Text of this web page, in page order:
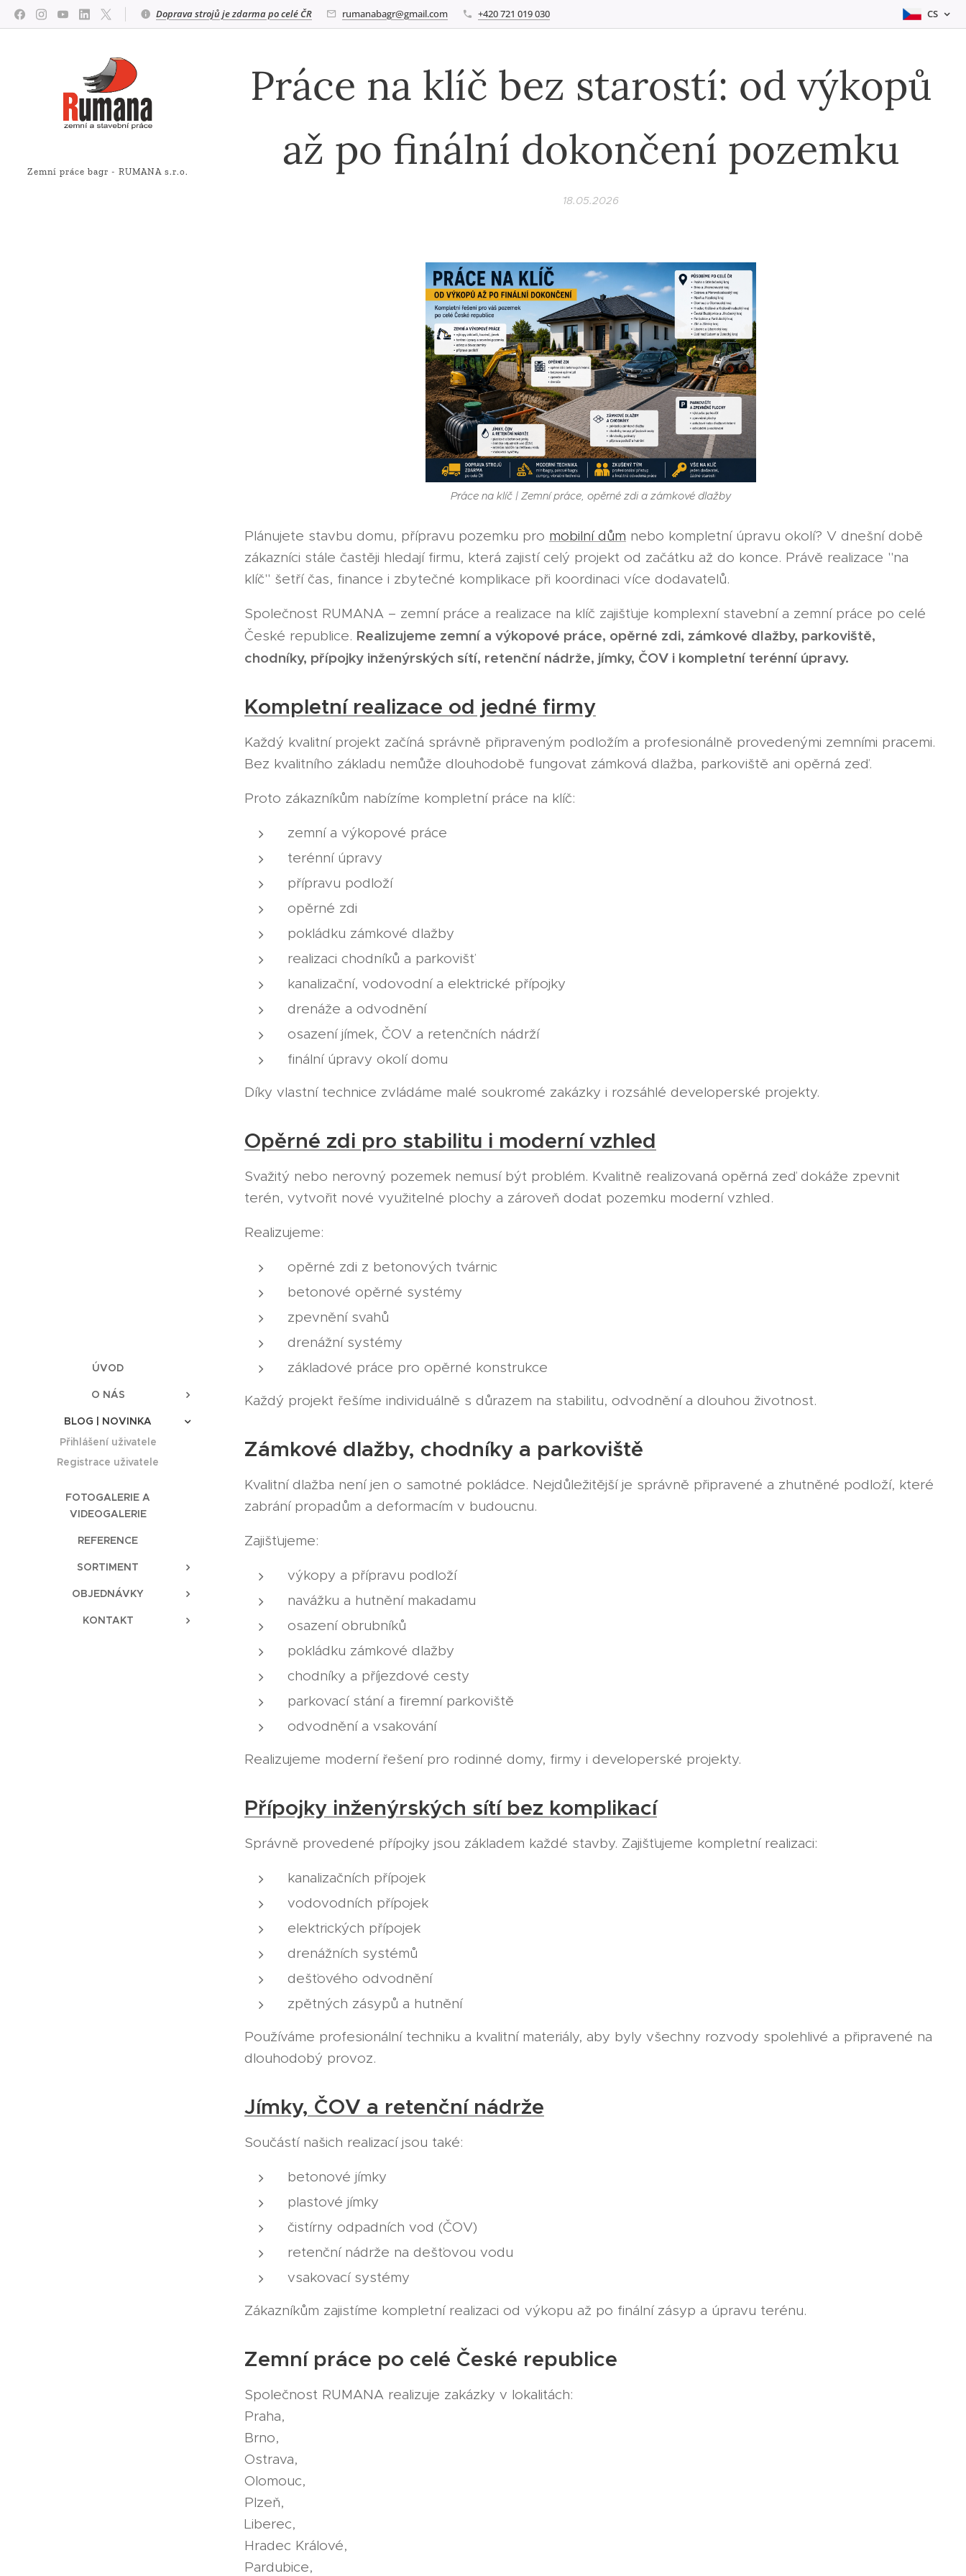
Doprava strojů je zdarma po celé ČR rumanabagr@gmail.com +420 721 019 030 CS
Zemní práce bagr - RUMANA s.r.o.
ÚVOD
O NÁS
BLOG | NOVINKA
Přihlášení uživatele
Registrace uživatele
FOTOGALERIE A
VIDEOGALERIE
REFERENCE
SORTIMENT
OBJEDNÁVKY
KONTAKT
Práce na klíč bez starostí: od výkopů
až po finální dokončení pozemku
18.05.2026
Práce na klíč | Zemní práce, opěrné zdi a zámkové dlažby
Plánujete stavbu domu, přípravu pozemku pro mobilní dům nebo kompletní úpravu okolí? V dnešní době
zákazníci stále častěji hledají firmu, která zajistí celý projekt od začátku až do konce. Právě realizace "na
klíč" šetří čas, finance i zbytečné komplikace při koordinaci více dodavatelů.
Společnost RUMANA – zemní práce a realizace na klíč zajišťuje komplexní stavební a zemní práce po celé
České republice. Realizujeme zemní a výkopové práce, opěrné zdi, zámkové dlažby, parkoviště,
chodníky, přípojky inženýrských sítí, retenční nádrže, jímky, ČOV i kompletní terénní úpravy.
Kompletní realizace od jedné firmy
Každý kvalitní projekt začíná správně připraveným podložím a profesionálně provedenými zemními pracemi.
Bez kvalitního základu nemůže dlouhodobě fungovat zámková dlažba, parkoviště ani opěrná zeď.
Proto zákazníkům nabízíme kompletní práce na klíč:
zemní a výkopové práce
terénní úpravy
přípravu podloží
opěrné zdi
pokládku zámkové dlažby
realizaci chodníků a parkovišť
kanalizační, vodovodní a elektrické přípojky
drenáže a odvodnění
osazení jímek, ČOV a retenčních nádrží
finální úpravy okolí domu
Díky vlastní technice zvládáme malé soukromé zakázky i rozsáhlé developerské projekty.
Opěrné zdi pro stabilitu i moderní vzhled
Svažitý nebo nerovný pozemek nemusí být problém. Kvalitně realizovaná opěrná zeď dokáže zpevnit
terén, vytvořit nové využitelné plochy a zároveň dodat pozemku moderní vzhled.
Realizujeme:
opěrné zdi z betonových tvárnic
betonové opěrné systémy
zpevnění svahů
drenážní systémy
základové práce pro opěrné konstrukce
Každý projekt řešíme individuálně s důrazem na stabilitu, odvodnění a dlouhou životnost.
Zámkové dlažby, chodníky a parkoviště
Kvalitní dlažba není jen o samotné pokládce. Nejdůležitější je správně připravené a zhutněné podloží, které
zabrání propadům a deformacím v budoucnu.
Zajišťujeme:
výkopy a přípravu podloží
navážku a hutnění makadamu
osazení obrubníků
pokládku zámkové dlažby
chodníky a příjezdové cesty
parkovací stání a firemní parkoviště
odvodnění a vsakování
Realizujeme moderní řešení pro rodinné domy, firmy i developerské projekty.
Přípojky inženýrských sítí bez komplikací
Správně provedené přípojky jsou základem každé stavby. Zajišťujeme kompletní realizaci:
kanalizačních přípojek
vodovodních přípojek
elektrických přípojek
drenážních systémů
dešťového odvodnění
zpětných zásypů a hutnění
Používáme profesionální techniku a kvalitní materiály, aby byly všechny rozvody spolehlivé a připravené na
dlouhodobý provoz.
Jímky, ČOV a retenční nádrže
Součástí našich realizací jsou také:
betonové jímky
plastové jímky
čistírny odpadních vod (ČOV)
retenční nádrže na dešťovou vodu
vsakovací systémy
Zákazníkům zajistíme kompletní realizaci od výkopu až po finální zásyp a úpravu terénu.
Zemní práce po celé České republice
Společnost RUMANA realizuje zakázky v lokalitách:
Praha,
Brno,
Ostrava,
Olomouc,
Plzeň,
Liberec,
Hradec Králové,
Pardubice,